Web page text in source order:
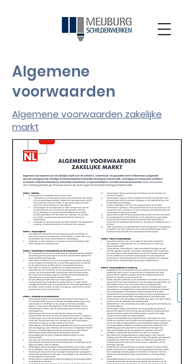
Algemene
voorwaarden
Algemene voorwaarden zakelijke
markt